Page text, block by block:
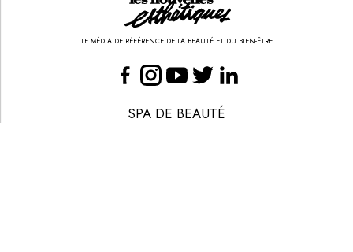
LE MÉDIA DE RÉFÉRENCE DE LA BEAUTÉ ET DU BIEN-ÊTRE
SPA DE BEAUTÉ